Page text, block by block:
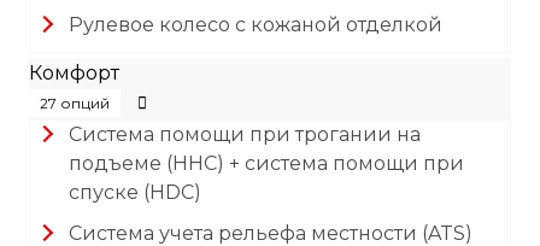
Рулевое колесо с кожаной отделкой
Комфорт
27 опций
Система помощи при трогании на
подъеме (HHC) + система помощи при
спуске (HDC)
Система учета рельефа местности (ATS)